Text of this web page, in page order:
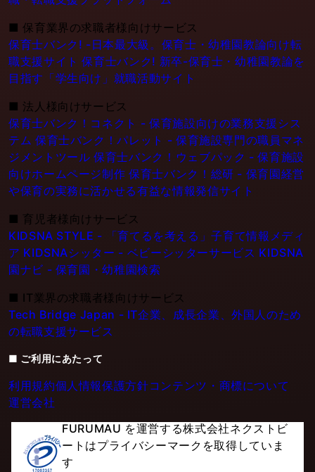
■ 保育業界の求職者様向けサービス
保育士バンク! -日本最大級。保育士・幼稚園教論向け転
職支援サイト 保育士バンク! 新卒-保育士・幼稚園教論を
目指す「学生向け」就職活動サイト
■ 法人様向けサービス
保育士バンク！コネクト - 保育施設向けの業務支援シス
テム 保育士バンク！パレット - 保育施設専門の職員マネ
ジメントツール 保育士バンク！ウェブパック - 保育施設
向けホームページ制作 保育士バンク！総研 - 保育園経営
や保育の実務に活かせる有益な情報発信サイト
■ 育児者様向けサービス
KIDSNA STYLE - 「育てるを考える」子育て情報メディ
ア KIDSNAシッター - ベビーシッターサービス KIDSNA
園ナビ - 保育園・幼稚園検索
■ IT業界の求職者様向けサービス
Tech Bridge Japan - IT企業、成長企業、外国人のため
の転職支援サービス
■ ご利用にあたって
利用規約個人情報保護方針コンテンツ・商標について
運営会社
FURUMAU を運営する株式会社ネクストビ
ートはプライバシーマークを取得していま
す